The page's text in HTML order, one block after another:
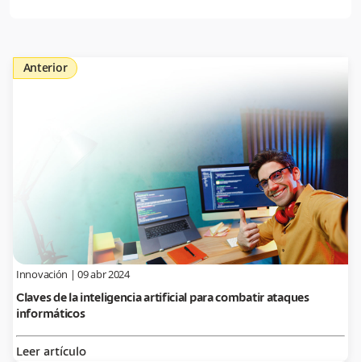
Anterior
Innovación |09 abr 2024
Claves de la inteligencia artificial para combatir ataques
informáticos
Leer artículo